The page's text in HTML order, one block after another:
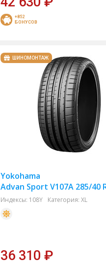
+852
БОНУСОВ
ШИНОМОНТАЖ
Yokohama
Advan Sport V107A 285/40
Индексы: 108Y Категория: XL
36 310₽